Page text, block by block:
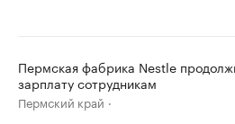
Пермская фабрика Nestle
зарплату сотрудникам
Пермский край